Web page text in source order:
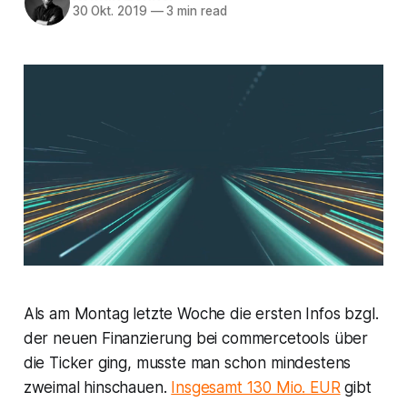
30 Okt. 2019 —3 min read
Als am Montag letzte Woche die ersten Infos bzgl.
der neuen Finanzierung bei commercetools über
die Ticker ging, musste man schon mindestens
zweimal hinschauen. Insgesamt 130 Mio. EURgibt